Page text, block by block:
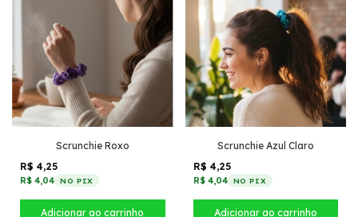
Scrunchie Roxo
R$ 4,25
R$ 4,04 NO PIX
Scrunchie Azul Claro
R$ 4,25
R$ 4,04 NO PIX